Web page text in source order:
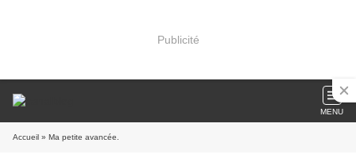
Publicité
MENU
Accueil » Ma petite avancée.